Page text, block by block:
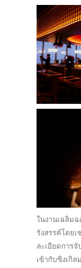
ในงานเฉลิม
รังสรรค์โดย
ละเอียดการ
เข้ากับซิงเกิล